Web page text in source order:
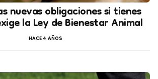
nuevas obligaciones si tienes
la Ley de Bienestar Animal
HACE 4 AÑOS